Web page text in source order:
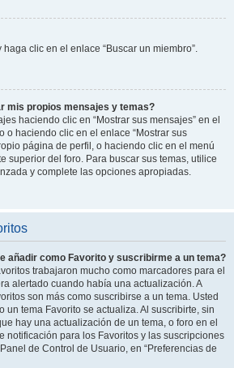
clic en el enlace “Buscar un miembro”.
mis propios mensajes y temas?
haciendo clic en “Mostrar sus mensajes” en el
o haciendo clic en el enlace “Mostrar sus
página de perfil, o haciendo clic en el menú
superior del foro. Para buscar sus temas, utilice
y complete las opciones apropiadas.
añadir como Favorito y suscribirme a un tema?
trabajaron mucho como marcadores para el
alertado cuando había una actualización. A
son más como suscribirse a un tema. Usted
un tema Favorito se actualiza. Al suscribirte, sin
hay una actualización de un tema, o foro en el
notificación para los Favoritos y las suscripciones
de Control de Usuario, en “Preferencias de